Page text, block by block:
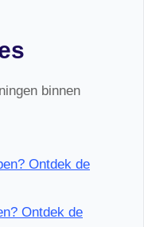
binnen
Ontdek de
Ontdek de